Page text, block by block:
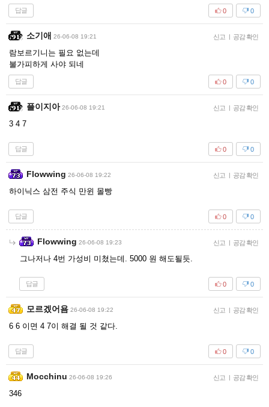
답글 0
0
소기애 26-06-08 19:21 신고 | 공감 확인
람보르기니는 필요 없는데
불가피하게 사야 되네
답글 0
0
플이지아 26-06-08 19:21 신고 | 공감 확인
3 4 7
답글 0
0
Flowwing 26-06-08 19:22 신고 | 공감 확인
하이닉스 삼전 주식 만윈 몰빵
답글 0
0
Flowwing 26-06-08 19:23 신고 | 공감 확인
그나저나 4번 가성비 미쳤는데. 5000 원 해도될듯.
답글 0
0
모르겠어욤 26-06-08 19:22 신고 | 공감 확인
6 6 이면 4 7이 해결 될 것 같다.
답글 0
0
Mocchinu 26-06-08 19:26 신고 | 공감 확인
346